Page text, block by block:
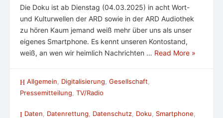
Die Doku ist ab Dienstag (04.03.2025) in acht Wort-
und Kulturwellen der ARD sowie in der ARD Audiothek
zu hören Kaum jemand weiß mehr über uns als unser
eigenes Smartphone. Es kennt unseren Kontostand,
weiß, an wen wir heimlich Nachrichten … Read More »
Allgemein Digitalisierung Gesellschaft
Pressemitteilung TV/Radio
Daten Datenrettung Datenschutz Doku Smartphone